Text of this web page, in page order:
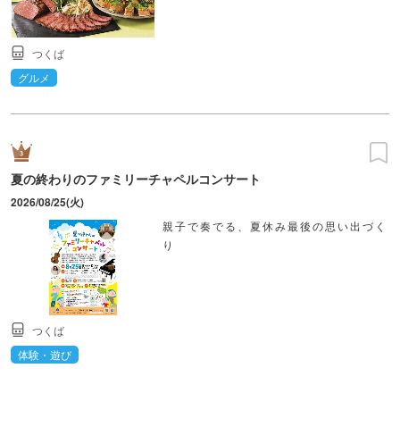
つくば
グルメ
夏の終わりのファミリーチャペルコンサート
2026/08/25(火)
親子で奏でる、夏休み最後の思い出づく
り
つくば
体験・遊び